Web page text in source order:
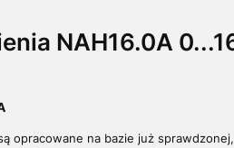
NAH16.0A
opracowane na bazie już sprawdzonej,